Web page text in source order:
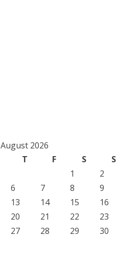
August 2026
T F S
S
1
2
6 7 8
9
13 14 15
16
20 21 22
23
27 28 29
30